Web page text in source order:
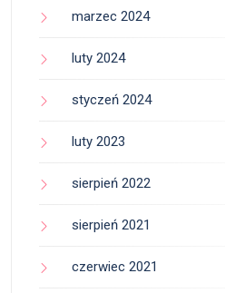
marzec 2024
luty 2024
styczeń 2024
luty 2023
sierpień 2022
sierpień 2021
czerwiec 2021